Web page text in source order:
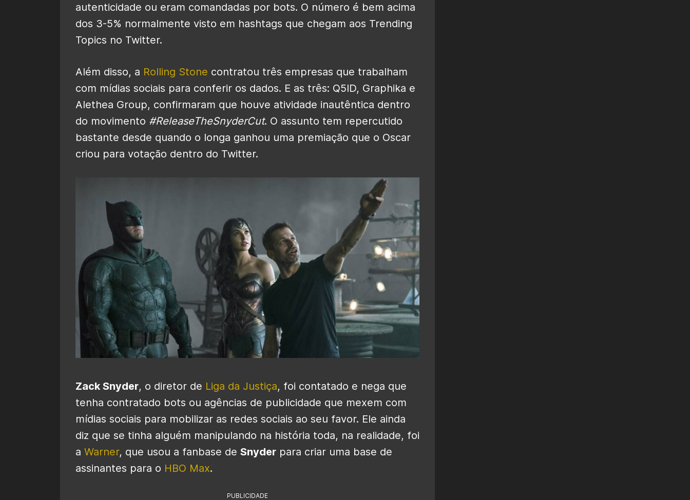
autenticidade ou eram comandadas por bots. O número é bem acima
dos 3-5% normalmente visto em hashtags que chegam aos Trending
Topics no Twitter.
Além disso, a Rolling Stone contratou três empresas que trabalham
com mídias sociais para conferir os dados. E as três: Q5ID, Graphika e
Alethea Group, confirmaram que houve atividade inautêntica dentro
do movimento #ReleaseTheSnyderCut. O assunto tem repercutido
bastante desde quando o longa ganhou uma premiação que o Oscar
criou para votação dentro do Twitter.
Zack Snyder, o diretor de Liga da Justiça, foi contatado e nega que
tenha contratado bots ou agências de publicidade que mexem com
mídias sociais para mobilizar as redes sociais ao seu favor. Ele ainda
diz que se tinha alguém manipulando na história toda, na realidade, foi
a Warner, que usou a fanbase de Snyder para criar uma base de
assinantes para o HBO Max.
PUBLICIDADE